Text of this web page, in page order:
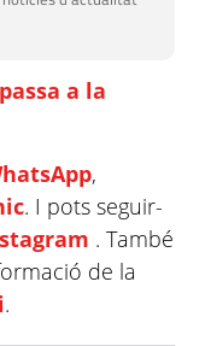
a la
,
. I pots seguir-
. També
de la
.